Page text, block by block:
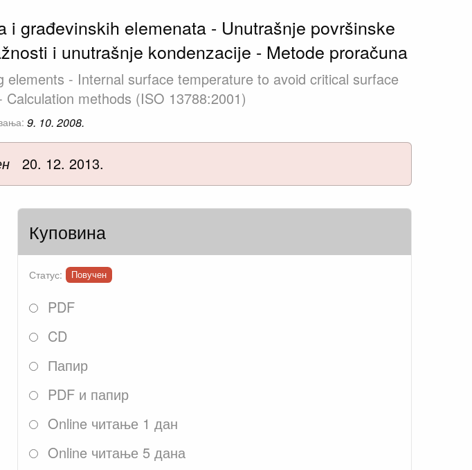
građevinskih elemenata - Unutrašnje površinske
i unutrašnje kondenzacije - Metode proračuna
- Internal surface temperature to avoid critical surface
methods (ISO 13788:2001)
9. 10. 2008.
20. 12. 2013.
Куповина
Статус: Повучен
PDF
CD
Папир
PDF и папир
Online читање 1 дан
Online читање 5 дана